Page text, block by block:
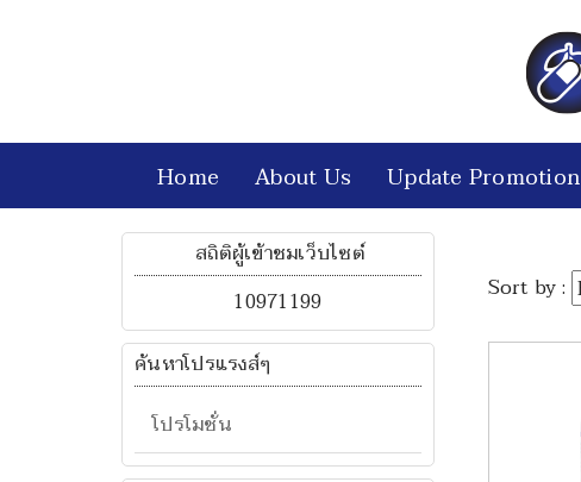
Home About Us Update Promotion
สถิติผู้เข้าชมเว็บไซต์
10971199
ค้นหาโปรแรงส์ๆ
โปรโมชั่น
Sort by :